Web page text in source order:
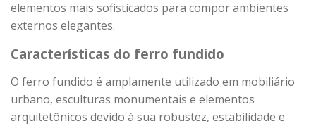
elementos mais sofisticados para compor ambientes
externos elegantes.
Características do ferro fundido
O ferro fundido é amplamente utilizado em mobiliário
urbano, esculturas monumentais e elementos
arquitetônicos devido à sua robustez, estabilidade e